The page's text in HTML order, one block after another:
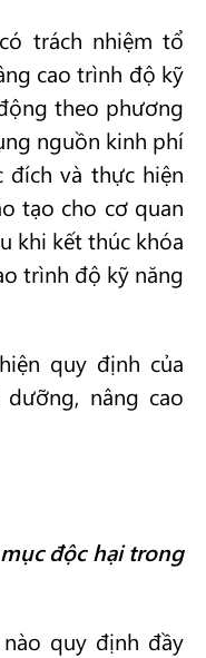
trách nhiệm tổ
cao trình độ kỹ
theo phương
nguồn kinh phí
và thực hiện
tạo cho cơ quan
khi kết thúc khóa
trình độ kỹ năng
quy định của
nâng cao
độc hại trong
quy định đầy